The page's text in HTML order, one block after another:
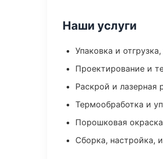
Наши услуги
Упаковка и
Проектирование и
Раскрой и лазерная
Термообработка и
Порошковая окраска
Сборка, настройка,